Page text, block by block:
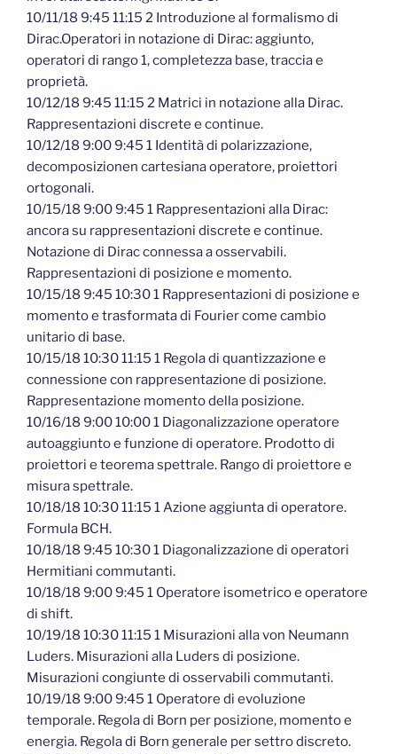
10/11/18 9:45 11:15 2 Introduzione al formalismo di
Dirac.Operatori in notazione di Dirac: aggiunto,
operatori di rango 1, completezza base, traccia e
proprietà.
10/12/18 9:45 11:15 2 Matrici in notazione alla Dirac.
Rappresentazioni discrete e continue.
10/12/18 9:00 9:45 1 Identità di polarizzazione,
decomposizionen cartesiana operatore, proiettori
ortogonali.
10/15/18 9:00 9:45 1 Rappresentazioni alla Dirac:
ancora su rappresentazioni discrete e continue.
Notazione di Dirac connessa a osservabili.
Rappresentazioni di posizione e momento.
10/15/18 9:45 10:30 1 Rappresentazioni di posizione e
momento e trasformata di Fourier come cambio
unitario di base.
10/15/18 10:30 11:15 1 Regola di quantizzazione e
connessione con rappresentazione di posizione.
Rappresentazione momento della posizione.
10/16/18 9:00 10:00 1 Diagonalizzazione operatore
autoaggiunto e funzione di operatore. Prodotto di
proiettori e teorema spettrale. Rango di proiettore e
misura spettrale.
10/18/18 10:30 11:15 1 Azione aggiunta di operatore.
Formula BCH.
10/18/18 9:45 10:30 1 Diagonalizzazione di operatori
Hermitiani commutanti.
10/18/18 9:00 9:45 1 Operatore isometrico e operatore
di shift.
10/19/18 10:30 11:15 1 Misurazioni alla von Neumann
Luders. Misurazioni alla Luders di posizione.
Misurazioni congiunte di osservabili commutanti.
10/19/18 9:00 9:45 1 Operatore di evoluzione
temporale. Regola di Born per posizione, momento e
energia. Regola di Born generale per settro discreto.